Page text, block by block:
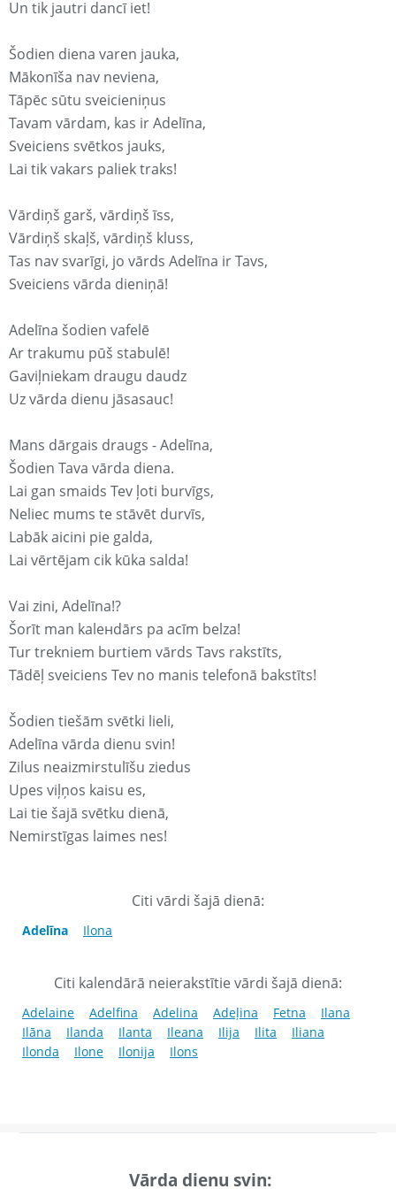
Un tik jautri dancī iet!
Šodien diena varen jauka,
Mākonīša nav neviena,
Tāpēc sūtu sveicieniņus
Tavam vārdam, kas ir Adelīna,
Sveiciens svētkos jauks,
Lai tik vakars paliek traks!
Vārdiņš garš, vārdiņš īss,
Vārdiņš skaļš, vārdiņš kluss,
Tas nav svarīgi, jo vārds Adelīna ir Tavs,
Sveiciens vārda dieniņā!
Adelīna šodien vafelē
Ar trakumu pūš stabulē!
Gaviļniekam draugu daudz
Uz vārda dienu jāsasauc!
Mans dārgais draugs - Adelīna,
Šodien Tava vārda diena.
Lai gan smaids Tev ļoti burvīgs,
Neliec mums te stāvēt durvīs,
Labāk aicini pie galda,
Lai vērtējam cik kūka salda!
Vai zini, Adelīna!?
Šorīt man kaleнdārs pa acīm belza!
Tur trekniem burtiem vārds Tavs rakstīts,
Tādēļ sveiciens Tev no manis telefonā bakstīts!
Šodien tiešām svētki lieli,
Adelīna vārda dienu svin!
Zilus neaizmirstulīšu ziedus
Upes viļņos kaisu es,
Lai tie šajā svētku dienā,
Nemirstīgas laimes nes!
Citi vārdi šajā dienā:
Adelīna Ilona
Citi kalendārā neierakstītie vārdi šajā dienā:
Adelaine Adelfina Adelina Adeļina Fetna
Ilana
Ilāna
Ilanda Ilanta Ileana Ilija Ilita
Iliana
Ilonda
Ilone Ilonija Ilons
Vārda dienu svin: